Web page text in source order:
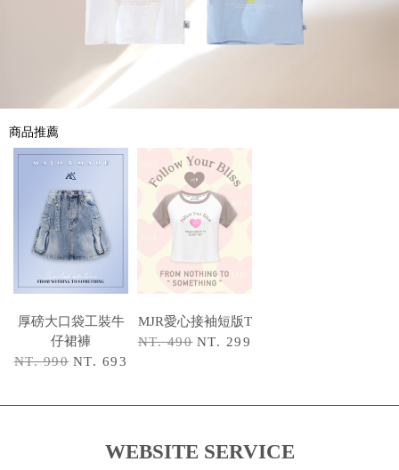
商品推薦
厚磅大口袋工裝牛
仔裙褲
NT. 990 NT. 693
MJR愛心接袖短版T
NT. 490 NT. 299
WEBSITE SERVICE